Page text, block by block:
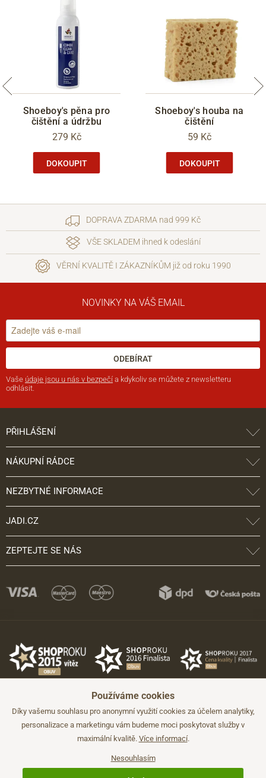
Shoeboy's pěna pro
čištění a údržbu
279 Kč
DOKOUPIT
Shoeboy's houba na
čištění
59 Kč
DOKOUPIT
DOPRAVA ZDARMA nad 999 Kč
VŠE SKLADEM ihned k odeslání
VĚRNÍ KVALITĚ I ZÁKAZNÍKŮM již od roku 1990
NOVINKY NA VÁŠ EMAIL
ODEBÍRAT
Vaše údaje jsou u nás v bezpečí a kdykoliv se můžete z newsletteru
odhlásit.
PŘIHLÁŠENÍ
NÁKUPNÍ RÁDCE
NEZBYTNÉ INFORMACE
JADI.CZ
ZEPTEJTE SE NÁS
©2026 JADI.cz. Užití materiálů bez souhlasu není možné.
Používáme cookies
Díky vašemu souhlasu pro anonymní využití cookies za účelem analytiky,
personalizace a marketingu vám budeme moci poskytovat služby v
maximální kvalitě. Více informací.
Nesouhlasím